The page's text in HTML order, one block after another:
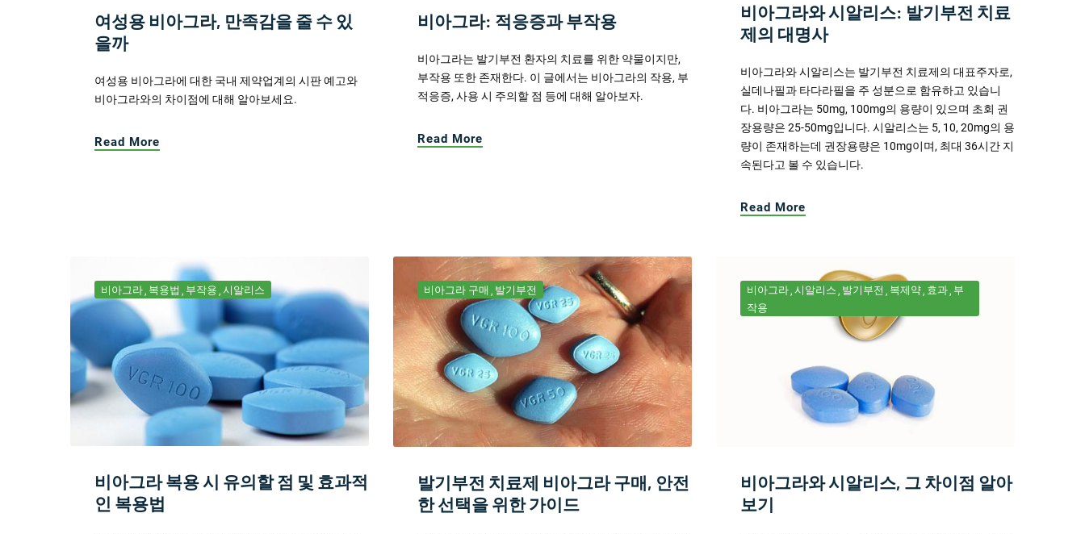
여성용 비아그라, 만족감을 줄 수 있
을까
여성용 비아그라에 대한 국내 제약업계의 시판 예고와
비아그라와의 차이점에 대해 알아보세요.
Read More
비아그라: 적응증과 부작용
비아그라는 발기부전 환자의 치료를 위한 약물이지만,
부작용 또한 존재한다. 이 글에서는 비아그라의 작용, 부
적응증, 사용 시 주의할 점 등에 대해 알아보자.
Read More
비아그라와 시알리스: 발기부전 치료
제의 대명사
비아그라와 시알리스는 발기부전 치료제의 대표주자로,
실데나필과 타다라필을 주 성분으로 함유하고 있습니
다. 비아그라는 50mg, 100mg의 용량이 있으며 초회 권
장용량은 25-50mg입니다. 시알리스는 5, 10, 20mg의 용
량이 존재하는데 권장용량은 10mg이며, 최대 36시간 지
속된다고 볼 수 있습니다.
Read More
비아그라 복용법 부작용 시알리스
비아그라 복용 시 유의할 점 및 효과적
인 복용법
비아그라 구매 발기부전
발기부전 치료제 비아그라 구매, 안전
한 선택을 위한 가이드
비아그라 시알리스 발기부전 복제약 효과 부
작용
비아그라와 시알리스, 그 차이점 알아
보기